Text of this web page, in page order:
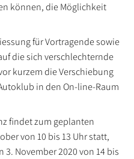
können, die Möglichkeit
für Vortragende sowie
die sich verschlechternde
kurzem die Verschiebung
in den On-line-Raum
findet zum geplanten
von 10 bis 13 Uhr statt,
3. November 2020 von 14 bis